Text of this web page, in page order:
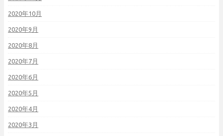
2020年10月
2020年9月
2020年8月
2020年7月
2020年6月
2020年5月
2020年4月
2020年3月